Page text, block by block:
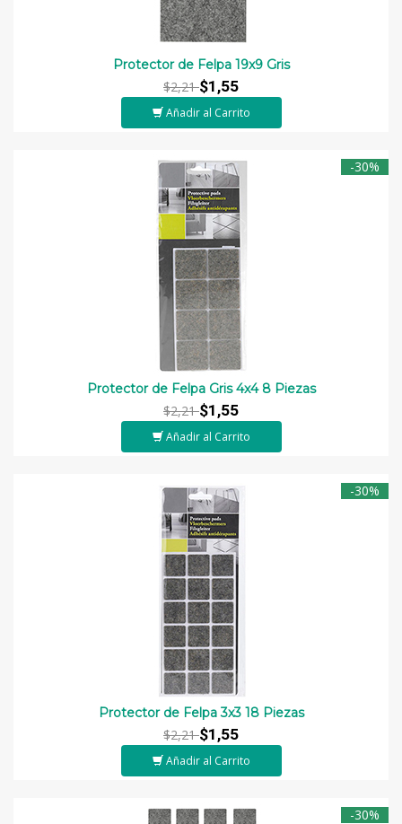
Protector de Felpa 19x9 Gris
$2,21$1,55
Añadir al Carrito
-30%
Protector de Felpa Gris 4x4 8 Piezas
$2,21$1,55
Añadir al Carrito
-30%
Protector de Felpa 3x3 18 Piezas
$2,21$1,55
Añadir al Carrito
-30%